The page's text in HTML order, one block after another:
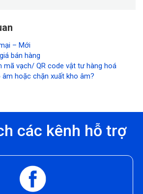
– Mới
bán hàng
mã vạch/ QR code vật tư hàng hoá
hoặc chặn xuất kho âm?
các kênh hỗ trợ